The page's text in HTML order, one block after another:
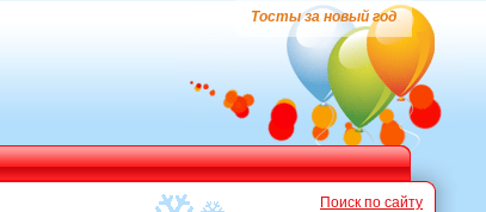
Тосты за новый год
Поиск по сайту